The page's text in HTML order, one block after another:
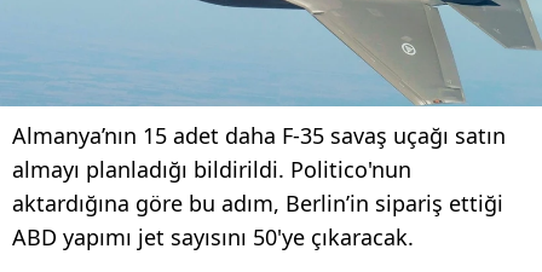
Almanya’nın 15 adet daha F-35 savaş uçağı satın
almayı planladığı bildirildi. Politico'nun
aktardığına göre bu adım, Berlin’in sipariş ettiği
ABD yapımı jet sayısını 50'ye çıkaracak.